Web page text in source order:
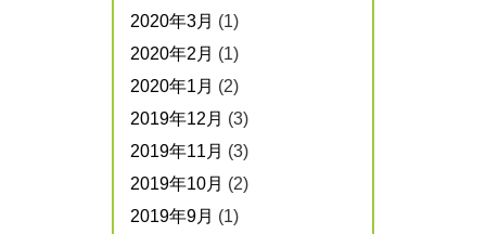
2020年3月 (1)
2020年2月 (1)
2020年1月 (2)
2019年12月 (3)
2019年11月 (3)
2019年10月 (2)
2019年9月 (1)